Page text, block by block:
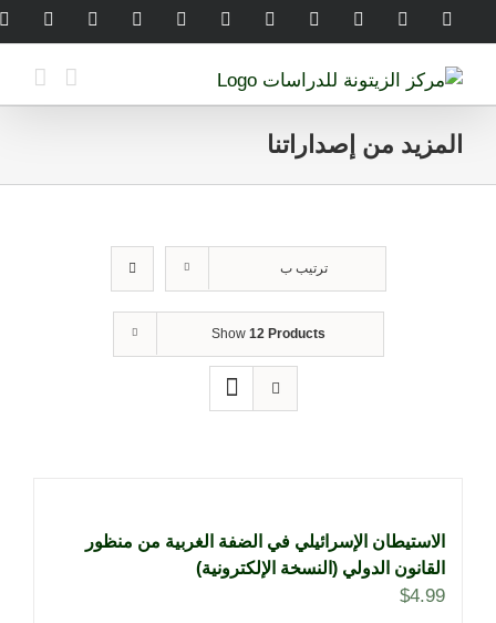
to
content
Facebook
Instagram
YouTube
Tiktok
Threads
LinkedIn
SoundCloud
WhatsApp
المزيد من إصداراتنا
ترتيب ب
Show 12 Products
الاستيطان الإسرائيلي في الضفة الغربية من منظور
القانون الدولي (النسخة الإلكترونية)
$4.99